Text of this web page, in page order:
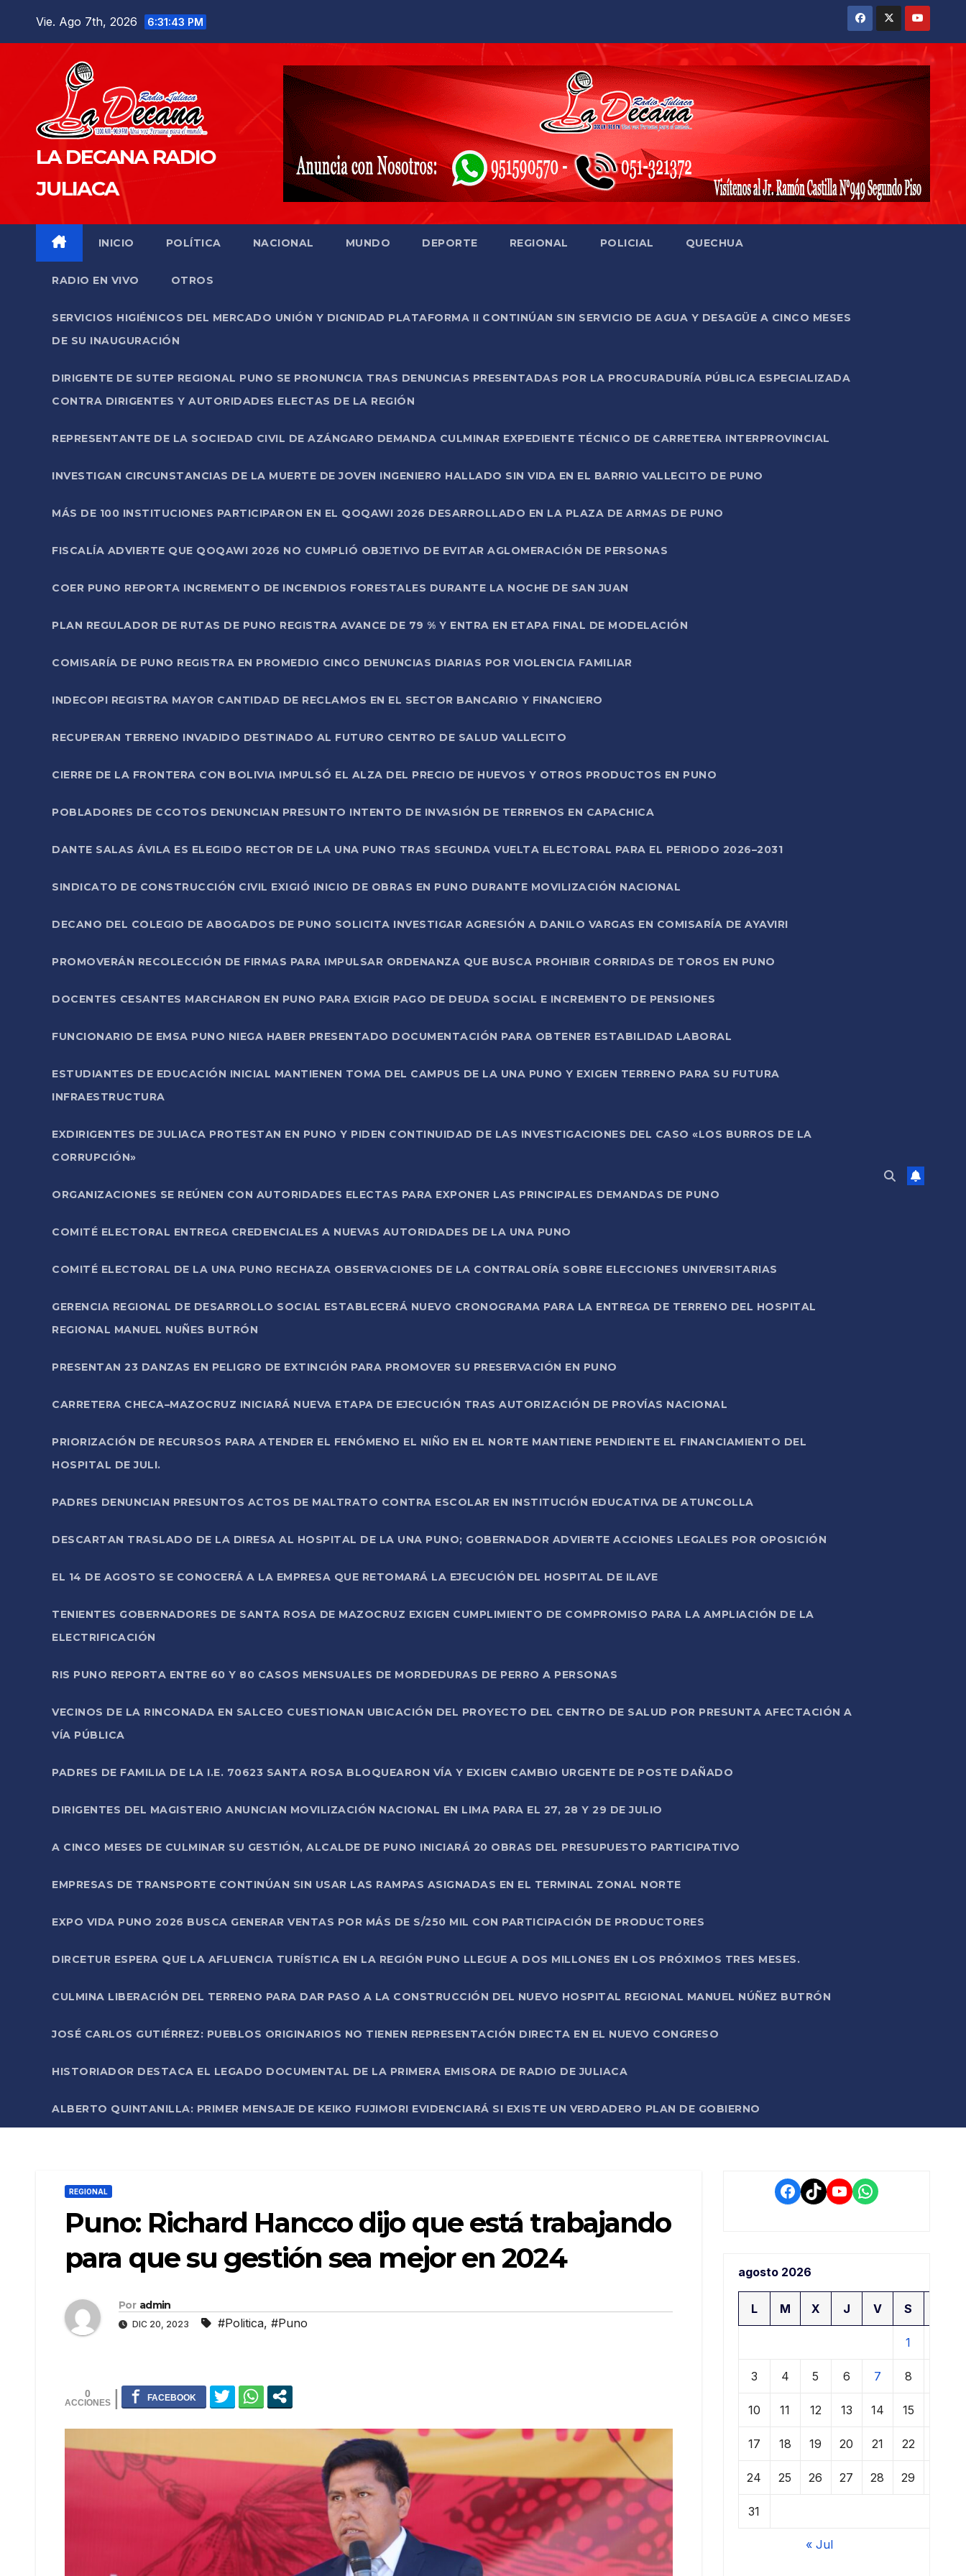
Vie. Ago 7th, 2026 6:31:44 PM
LA DECANA RADIO
JULIACA
INICIO POLÍTICA NACIONAL MUNDO DEPORTE REGIONAL POLICIAL QUECHUA
RADIO EN VIVO OTROS
SERVICIOS HIGIÉNICOS DEL MERCADO UNIÓN Y DIGNIDAD PLATAFORMA II CONTINÚAN SIN SERVICIO DE AGUA Y DESAGÜE A CINCO MESES
DE SU INAUGURACIÓN
DIRIGENTE DE SUTEP REGIONAL PUNO SE PRONUNCIA TRAS DENUNCIAS PRESENTADAS POR LA PROCURADURÍA PÚBLICA ESPECIALIZADA
CONTRA DIRIGENTES Y AUTORIDADES ELECTAS DE LA REGIÓN
REPRESENTANTE DE LA SOCIEDAD CIVIL DE AZÁNGARO DEMANDA CULMINAR EXPEDIENTE TÉCNICO DE CARRETERA INTERPROVINCIAL
INVESTIGAN CIRCUNSTANCIAS DE LA MUERTE DE JOVEN INGENIERO HALLADO SIN VIDA EN EL BARRIO VALLECITO DE PUNO
MÁS DE 100 INSTITUCIONES PARTICIPARON EN EL QOQAWI 2026 DESARROLLADO EN LA PLAZA DE ARMAS DE PUNO
FISCALÍA ADVIERTE QUE QOQAWI 2026 NO CUMPLIÓ OBJETIVO DE EVITAR AGLOMERACIÓN DE PERSONAS
COER PUNO REPORTA INCREMENTO DE INCENDIOS FORESTALES DURANTE LA NOCHE DE SAN JUAN
PLAN REGULADOR DE RUTAS DE PUNO REGISTRA AVANCE DE 79 % Y ENTRA EN ETAPA FINAL DE MODELACIÓN
COMISARÍA DE PUNO REGISTRA EN PROMEDIO CINCO DENUNCIAS DIARIAS POR VIOLENCIA FAMILIAR
INDECOPI REGISTRA MAYOR CANTIDAD DE RECLAMOS EN EL SECTOR BANCARIO Y FINANCIERO
RECUPERAN TERRENO INVADIDO DESTINADO AL FUTURO CENTRO DE SALUD VALLECITO
CIERRE DE LA FRONTERA CON BOLIVIA IMPULSÓ EL ALZA DEL PRECIO DE HUEVOS Y OTROS PRODUCTOS EN PUNO
POBLADORES DE CCOTOS DENUNCIAN PRESUNTO INTENTO DE INVASIÓN DE TERRENOS EN CAPACHICA
DANTE SALAS ÁVILA ES ELEGIDO RECTOR DE LA UNA PUNO TRAS SEGUNDA VUELTA ELECTORAL PARA EL PERIODO 2026–2031
SINDICATO DE CONSTRUCCIÓN CIVIL EXIGIÓ INICIO DE OBRAS EN PUNO DURANTE MOVILIZACIÓN NACIONAL
DECANO DEL COLEGIO DE ABOGADOS DE PUNO SOLICITA INVESTIGAR AGRESIÓN A DANILO VARGAS EN COMISARÍA DE AYAVIRI
PROMOVERÁN RECOLECCIÓN DE FIRMAS PARA IMPULSAR ORDENANZA QUE BUSCA PROHIBIR CORRIDAS DE TOROS EN PUNO
DOCENTES CESANTES MARCHARON EN PUNO PARA EXIGIR PAGO DE DEUDA SOCIAL E INCREMENTO DE PENSIONES
FUNCIONARIO DE EMSA PUNO NIEGA HABER PRESENTADO DOCUMENTACIÓN PARA OBTENER ESTABILIDAD LABORAL
ESTUDIANTES DE EDUCACIÓN INICIAL MANTIENEN TOMA DEL CAMPUS DE LA UNA PUNO Y EXIGEN TERRENO PARA SU FUTURA
INFRAESTRUCTURA
EXDIRIGENTES DE JULIACA PROTESTAN EN PUNO Y PIDEN CONTINUIDAD DE LAS INVESTIGACIONES DEL CASO «LOS BURROS DE LA
CORRUPCIÓN»
ORGANIZACIONES SE REÚNEN CON AUTORIDADES ELECTAS PARA EXPONER LAS PRINCIPALES DEMANDAS DE PUNO
COMITÉ ELECTORAL ENTREGA CREDENCIALES A NUEVAS AUTORIDADES DE LA UNA PUNO
COMITÉ ELECTORAL DE LA UNA PUNO RECHAZA OBSERVACIONES DE LA CONTRALORÍA SOBRE ELECCIONES UNIVERSITARIAS
GERENCIA REGIONAL DE DESARROLLO SOCIAL ESTABLECERÁ NUEVO CRONOGRAMA PARA LA ENTREGA DE TERRENO DEL HOSPITAL
REGIONAL MANUEL NUÑES BUTRÓN
PRESENTAN 23 DANZAS EN PELIGRO DE EXTINCIÓN PARA PROMOVER SU PRESERVACIÓN EN PUNO
CARRETERA CHECA–MAZOCRUZ INICIARÁ NUEVA ETAPA DE EJECUCIÓN TRAS AUTORIZACIÓN DE PROVÍAS NACIONAL
PRIORIZACIÓN DE RECURSOS PARA ATENDER EL FENÓMENO EL NIÑO EN EL NORTE MANTIENE PENDIENTE EL FINANCIAMIENTO DEL
HOSPITAL DE JULI.
PADRES DENUNCIAN PRESUNTOS ACTOS DE MALTRATO CONTRA ESCOLAR EN INSTITUCIÓN EDUCATIVA DE ATUNCOLLA
DESCARTAN TRASLADO DE LA DIRESA AL HOSPITAL DE LA UNA PUNO; GOBERNADOR ADVIERTE ACCIONES LEGALES POR OPOSICIÓN
EL 14 DE AGOSTO SE CONOCERÁ A LA EMPRESA QUE RETOMARÁ LA EJECUCIÓN DEL HOSPITAL DE ILAVE
TENIENTES GOBERNADORES DE SANTA ROSA DE MAZOCRUZ EXIGEN CUMPLIMIENTO DE COMPROMISO PARA LA AMPLIACIÓN DE LA
ELECTRIFICACIÓN
RIS PUNO REPORTA ENTRE 60 Y 80 CASOS MENSUALES DE MORDEDURAS DE PERRO A PERSONAS
VECINOS DE LA RINCONADA EN SALCEO CUESTIONAN UBICACIÓN DEL PROYECTO DEL CENTRO DE SALUD POR PRESUNTA AFECTACIÓN A
VÍA PÚBLICA
PADRES DE FAMILIA DE LA I.E. 70623 SANTA ROSA BLOQUEARON VÍA Y EXIGEN CAMBIO URGENTE DE POSTE DAÑADO
DIRIGENTES DEL MAGISTERIO ANUNCIAN MOVILIZACIÓN NACIONAL EN LIMA PARA EL 27, 28 Y 29 DE JULIO
A CINCO MESES DE CULMINAR SU GESTIÓN, ALCALDE DE PUNO INICIARÁ 20 OBRAS DEL PRESUPUESTO PARTICIPATIVO
EMPRESAS DE TRANSPORTE CONTINÚAN SIN USAR LAS RAMPAS ASIGNADAS EN EL TERMINAL ZONAL NORTE
EXPO VIDA PUNO 2026 BUSCA GENERAR VENTAS POR MÁS DE S/250 MIL CON PARTICIPACIÓN DE PRODUCTORES
DIRCETUR ESPERA QUE LA AFLUENCIA TURÍSTICA EN LA REGIÓN PUNO LLEGUE A DOS MILLONES EN LOS PRÓXIMOS TRES MESES.
CULMINA LIBERACIÓN DEL TERRENO PARA DAR PASO A LA CONSTRUCCIÓN DEL NUEVO HOSPITAL REGIONAL MANUEL NÚÑEZ BUTRÓN
JOSÉ CARLOS GUTIÉRREZ: PUEBLOS ORIGINARIOS NO TIENEN REPRESENTACIÓN DIRECTA EN EL NUEVO CONGRESO
HISTORIADOR DESTACA EL LEGADO DOCUMENTAL DE LA PRIMERA EMISORA DE RADIO DE JULIACA
ALBERTO QUINTANILLA: PRIMER MENSAJE DE KEIKO FUJIMORI EVIDENCIARÁ SI EXISTE UN VERDADERO PLAN DE GOBIERNO
REGIONAL
Puno: Richard Hancco dijo que está trabajando
para que su gestión sea mejor en 2024
Por admin
DIC 20, 2023 #Politica, #Puno
0
Facebook
TikTokYouTube
WhatsApp
agosto 2026
L M X J V S
1
3 4 5 6 7 8
10 11 12 13 14 15
17 18 19 20 21 22
24 25 26 27 28 29
31
« Jul